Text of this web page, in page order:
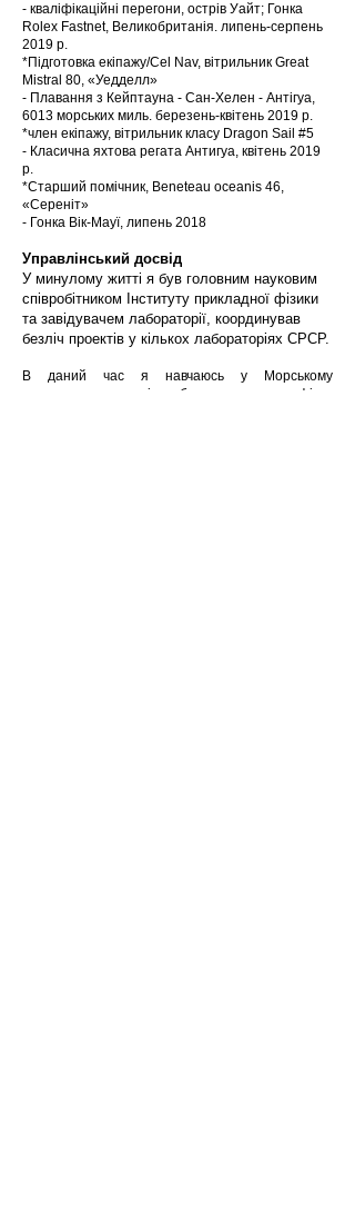
- кваліфікаційні перегони, острів Уайт; Гонка
Rolex Fastnet, Великобританія. липень-серпень
2019 р.
*Підготовка екіпажу/Cel Nav, вітрильник Great
Mistral 80, «Уедделл»
- Плавання з Кейптауна - Сан-Хелен - Антігуа,
6013 морських миль. березень-квітень 2019 р.
*член екіпажу, вітрильник класу Dragon Sail #5
- Класична яхтова регата Антигуа, квітень 2019
р.
*Старший помічник, Beneteau oceanis 46,
«Сереніт»
- Гонка Вік-Мауї, липень 2018
Управлінський досвід
У минулому житті я був головним науковим
співробітником Інституту прикладної фізики
та завідувачем лабораторії, координував
безліч проектів у кількох лабораторіях СРСР.
В даний час я навчаюсь у Морському
навчальному центрі, щоб отримати сертифікат